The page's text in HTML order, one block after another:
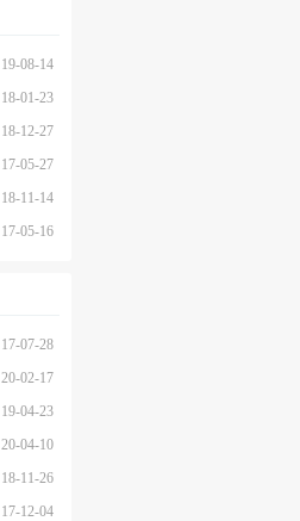
19-08-14
18-01-23
18-12-27
17-05-27
18-11-14
17-05-16
17-07-28
20-02-17
19-04-23
20-04-10
18-11-26
17-12-04